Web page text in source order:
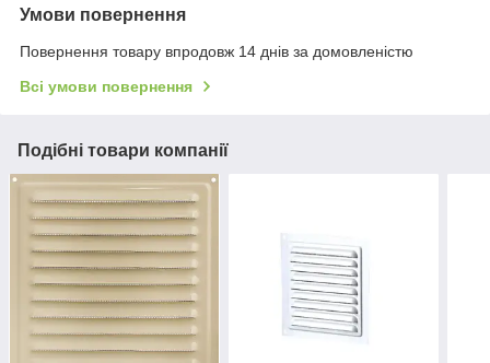
Умови повернення
Повернення товару впродовж 14 днів за домовленістю
Всі умови повернення
Подібні товари компанії